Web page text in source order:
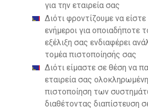
για την εταιρεία σας
Διότι φροντίζουμε να
ενήμεροι για οποιαδήποτε
εξέλιξη σας ενδιαφέρει
τομέα πιστοποίησής σας
Διότι είμαστε σε θέση να
εταιρεία σας
πιστοποίηση των
διαθέτοντας διαπίστευση